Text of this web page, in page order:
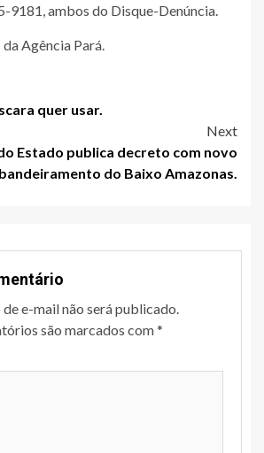
9181, ambos do Disque-Denúncia.
Agência Pará.
quer usar.
Next
Estado publica decreto com novo
bandeiramento do Baixo Amazonas.
de e-mail não será publicado.
são marcados com*